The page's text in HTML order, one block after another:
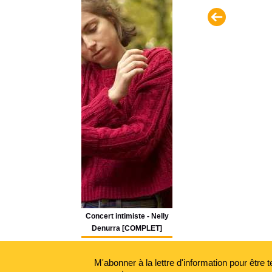
Concert intimiste - Nelly
Denurra [COMPLET]
M'abonner à la lettre d'information pour être